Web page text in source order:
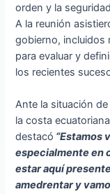
orden y la
A la reunión
gobierno, incluidos
para evaluar y
los recientes
Ante la situación
la costa
destacó “Estamos
especialmente en
estar aquí
amedrentar y